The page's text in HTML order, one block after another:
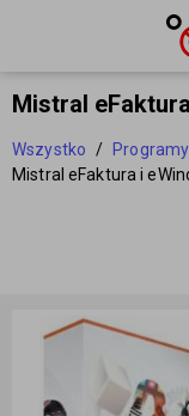
Mistral
Wszystko /
Mistral eFaktura i